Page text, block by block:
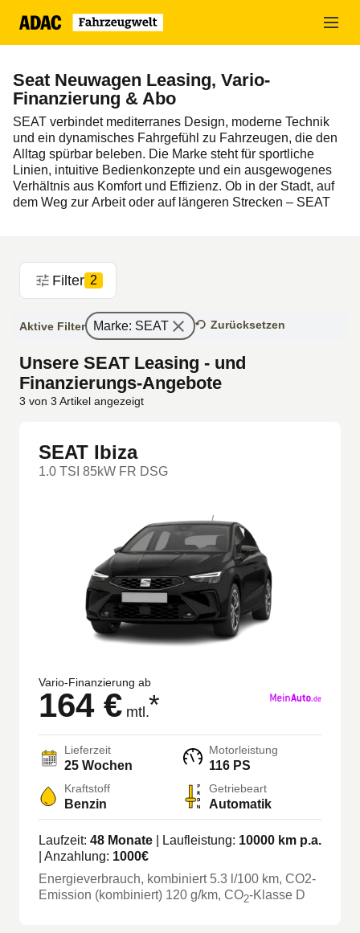
Seat Neuwagen Leasing, Vario-
Finanzierung & Abo
SEAT verbindet mediterranes Design, moderne Technik
und ein dynamisches Fahrgefühl zu Fahrzeugen, die den
Alltag spürbar beleben. Die Marke steht für sportliche
Linien, intuitive Bedienkonzepte und ein ausgewogenes
Verhältnis aus Komfort und Effizienz. Ob in der Stadt, auf
dem Weg zur Arbeit oder auf längeren Strecken – SEAT
In der ADAC Fahrzeugwelt präsentieren wir Ihnen die
aktuelle Alfa Romeo Neufahrzeuge mit attraktiven
Finanzierungsmöglichkeiten wie
oderAuto-Abo.
Filter 2
Aktive Filter Marke: SEAT Zurücksetzen
Unsere SEAT Leasing - und
Finanzierungs-Angebote
3 von 3 Artikel angezeigt
SEAT Ibiza
1.0 TSI 85kW FR DSG
Vario-Finanzierung ab
164 € mtl.*
Lieferzeit
25 Wochen
Motorleistung
116 PS
Kraftstoff
Benzin
Getriebeart
Automatik
Laufzeit: 48 Monate | Laufleistung: 10000 km p.a.
| Anzahlung: 1000€
Energieverbrauch, kombiniert 5.3 l/100 km, CO2-
Emission (kombiniert) 120 g/km, CO2-Klasse D